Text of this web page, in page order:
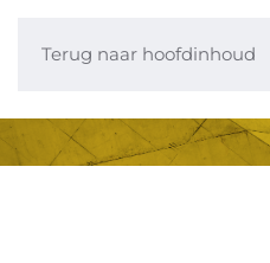
Terug naar hoofdinhoud